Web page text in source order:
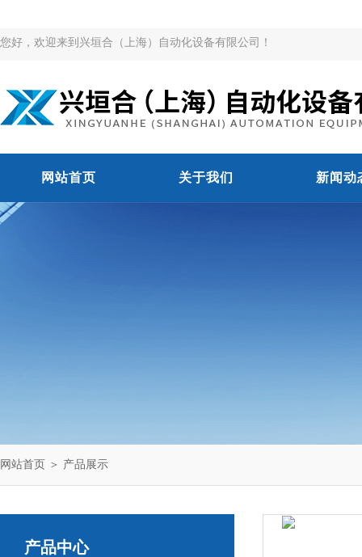
您好，欢迎来到兴垣合（上海）自动化设备有限公司！
网站首页 关于我们 新闻动
网站首页 ＞ 产品展示
产品中心